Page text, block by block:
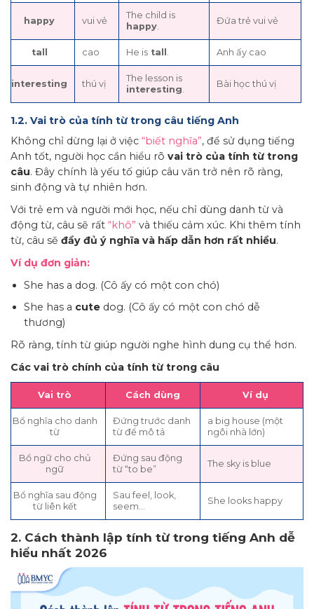
happy vui vẻ
The child is
happy
Đứa trẻ vui vẻ
tall cao He is tall Anh ấy cao
interesting thú vị
The lesson is
interesting
Bài học thú vị
1.2. Vai trò của tính từ trong câu tiếng Anh
Không chỉ dừng lại ở việc “biết nghĩa”, để sử dụng tiếng
Anh tốt, người học cần hiểu rõ vai trò của tính từ trong
câu. Đây chính là yếu tố giúp câu văn trở nên rõ ràng,
sinh động và tự nhiên hơn.
Với trẻ em và người mới học, nếu chỉ dùng danh từ và
động từ, câu sẽ rất “khô” và thiếu cảm xúc. Khi thêm tính
từ, câu sẽ đầy đủ ý nghĩa và hấp dẫn hơn rất nhiều.
Ví dụ đơn giản:
She has a dog. (Cô ấy có một con chó)
She has a cutedog. (Cô ấy có một con chó dễ
thương)
Rõ ràng, tính từ giúp người nghe hình dung cụ thể hơn.
Các vai trò chính của tính từ trong câu
Vai trò Cách dùng Ví dụ
Bổ nghĩa cho danh
từ
Đứng trước danh
từ để mô tả
a big house (một
ngôi nhà lớn)
Bổ ngữ cho chủ
ngữ
Đứng sau động
từ “to be”
The sky is blue
Bổ nghĩa sau động
từ liên kết
Sau feel, look,
seem…
She looks happy
2. Cách thành lập tính từ trong tiếng Anh dễ
hiểu nhất 2026